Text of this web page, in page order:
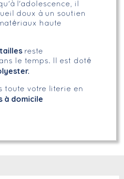
l'adolescence, il
doux à un soutien
haute
reste
le temps. Il est doté
toute votre literie en
à domicile